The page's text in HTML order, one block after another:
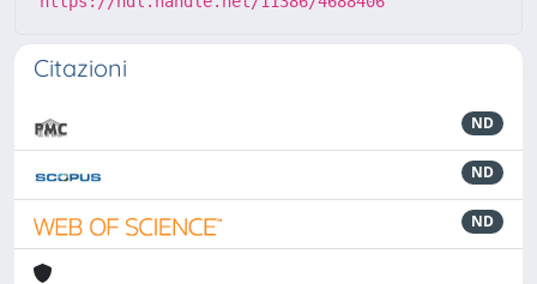
Citazioni
ND
ND
ND